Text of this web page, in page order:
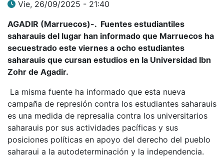
Vie, 26/09/2025 - 21:40
AGADIR (Marruecos)-. Fuentes estudiantiles
saharauis del lugar han informado que Marruecos ha
secuestrado este viernes a ocho estudiantes
saharauis que cursan estudios en la Universidad Ibn
Zohr de Agadir.
La misma fuente ha informado que esta nueva
campaña de represión contra los estudiantes saharauis
es una medida de represalia contra los universitarios
saharauis por sus actividades pacíficas y sus
posiciones políticas en apoyo del derecho del pueblo
saharaui a la autodeterminación y la independencia.